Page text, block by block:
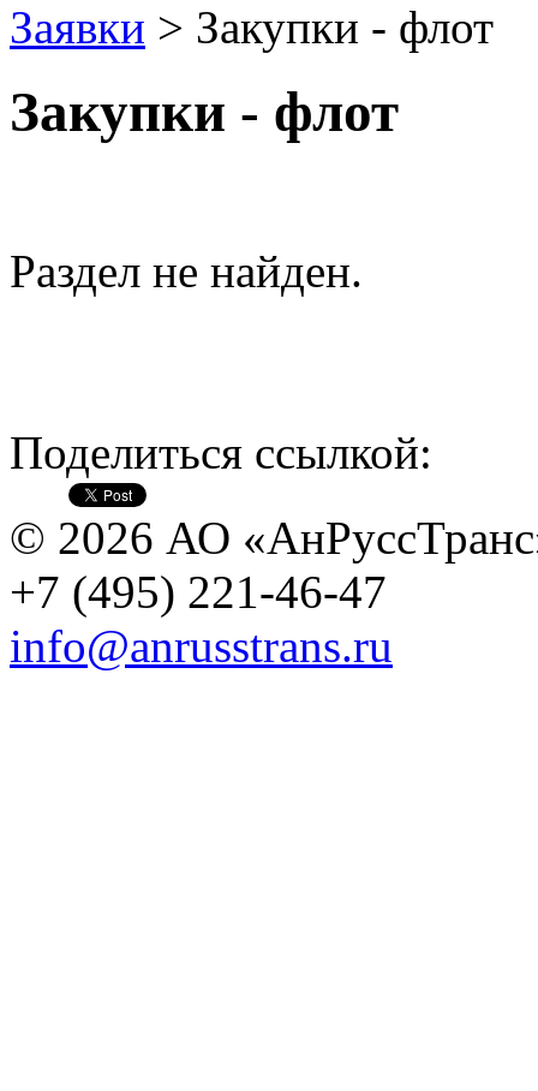
Заявки > Закупки - флот
Закупки - флот
Раздел не найден.
Поделиться ссылкой:
© 2026 АО
+7 (495) 221-46-47
info@anrusstrans.ru